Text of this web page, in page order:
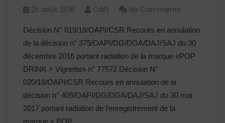
25 août 2018 OAPI No Comments
Décision N° 019/18/OAPI/CSR Recours en annulation
de la décision n° 375/OAPI/DG/DGA/DAJ/SAJ du 30
décembre 2016 portant radiation de la marque «POP
DRINK + Vignette» n° 77572 Décision N°
020/18/OAPI/CSR Recours en annulation de la
décision n° 405/OAPI/DG/DGA/DAJ/SAJ du 30 mai
2017 portant radiation de l’enregistrement de la
marque « POP…